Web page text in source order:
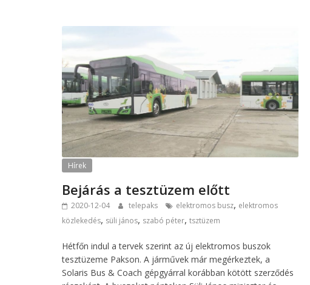
Hírek
Bejárás a tesztüzem előtt
2020-12-04 telepaks elektromos busz, elektromos
közlekedés, süli jános, szabó péter, tsztüzem
Hétfőn indul a tervek szerint az új elektromos buszok
tesztüzeme Pakson. A járművek már megérkeztek, a
Solaris Bus & Coach gépgyárral korábban kötött szerződés